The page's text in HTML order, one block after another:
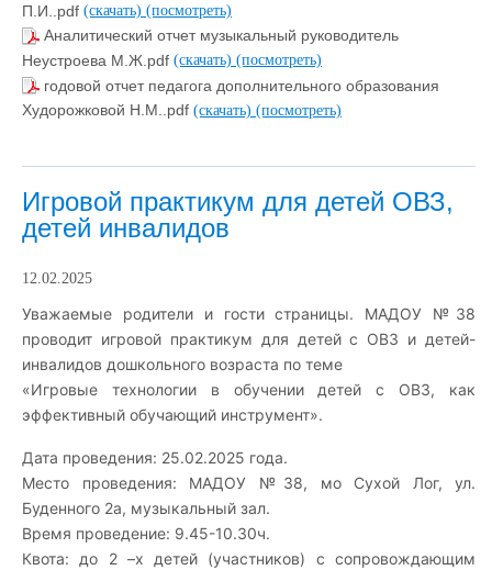
П.И..pdf (скачать) (посмотреть)
Аналитический отчет музыкальный руководитель
Неустроева М.Ж.pdf (скачать) (посмотреть)
годовой отчет педагога дополнительного образования
Худорожковой Н.М..pdf (скачать) (посмотреть)
Игровой практикум для детей ОВЗ,
детей инвалидов
12.02.2025
Уважаемые родители и гости страницы. МАДОУ №38
проводит игровой практикум для детей с ОВЗ и детей-
инвалидов дошкольного возраста по теме
«Игровые технологии в обучении детей с ОВЗ, как
эффективный обучающий инструмент».
Дата проведения: 25.02.2025 года.
Место проведения: МАДОУ №38, мо Сухой Лог, ул.
Буденного 2а, музыкальный зал.
Время проведение: 9.45-10.30ч.
Квота: до 2 –х детей (участников) с сопровождающим